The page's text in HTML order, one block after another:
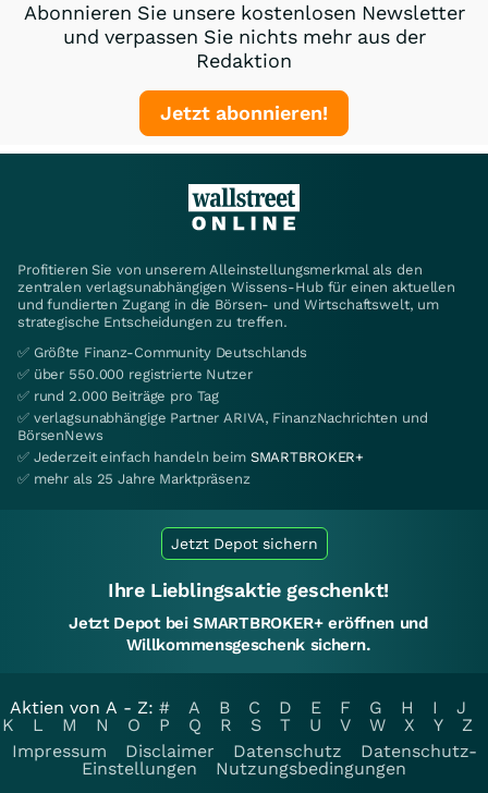
Abonnieren Sie unsere kostenlosen Newsletter
und verpassen Sie nichts mehr aus der
Redaktion
Jetzt abonnieren!
Profitieren Sie von unserem Alleinstellungsmerkmal als den
zentralen verlagsunabhängigen Wissens-Hub für einen aktuellen
und fundierten Zugang in die Börsen- und Wirtschaftswelt, um
strategische Entscheidungen zu treffen.
✅ Größte Finanz-Community Deutschlands
✅ über 550.000 registrierte Nutzer
✅ rund 2.000 Beiträge pro Tag
✅ verlagsunabhängige Partner ARIVA, FinanzNachrichten und
BörsenNews
✅ Jederzeit einfach handeln beim SMARTBROKER+
✅ mehr als 25 Jahre Marktpräsenz
Jetzt Depot sichern
Ihre Lieblingsaktie geschenkt!
Jetzt Depot bei SMARTBROKER+ eröffnen und
Willkommensgeschenk sichern.
Aktien von A - Z: # A B C D E F G H I
J
K
L M N O P Q R S T U V W X Y
Z
Impressum
Disclaimer Datenschutz
Datenschutz-
Einstellungen
Nutzungsbedingungen